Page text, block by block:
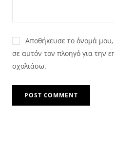
Αποθήκευσε το όνομά
σε αυτόν τον πλοηγό για την
σχολιάσω.